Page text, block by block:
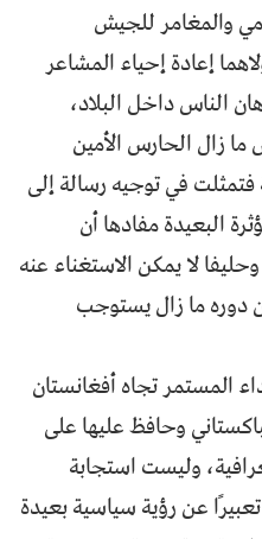
والمغامر للجيش
إعادة إحياء المشاعر
الناس داخل البلاد،
ما زال الحارس الأمين
فتمثلت في توجيه رسالة إلى
البعيدة مفادها أن
لا يمكن الاستغناء عنه
دوره ما زال يستوجب
المستمر تجاه أفغانستان
وحافظ عليها على
وليست استجابة
عن رؤية سياسية بعيدة